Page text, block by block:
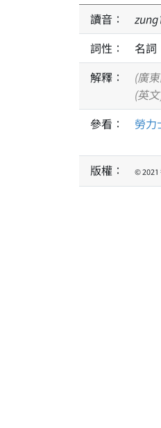
讀音： zung
詞性：
名詞
解釋：
(廣
(英
參看：
勞力
版權： © 2021